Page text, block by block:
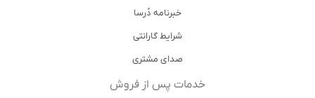
خبرنامه دُرسا
شرایط گارانتی
صدای مشتری
خدمات پس از فروش